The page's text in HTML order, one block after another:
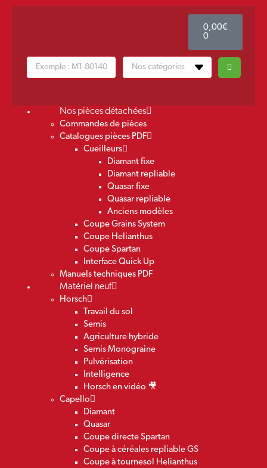
0,00€
0
Nos pièces détachées
Commandes de pièces
Catalogues pièces PDF
Cueilleurs
Diamant fixe
Diamant repliable
Quasar fixe
Quasar repliable
Anciens modèles
Coupe Grains System
Coupe Helianthus
Coupe Spartan
Interface Quick Up
Manuels techniques PDF
Matériel neuf
Horsch
Travail du sol
Semis
Agriculture hybride
Semis Monograine
Pulvérisation
Intelligence
Horsch en vidéo 🎥
Capello
Diamant
Quasar
Coupe directe Spartan
Coupe à céréales repliable GS
Coupe à tournesol Helianthus